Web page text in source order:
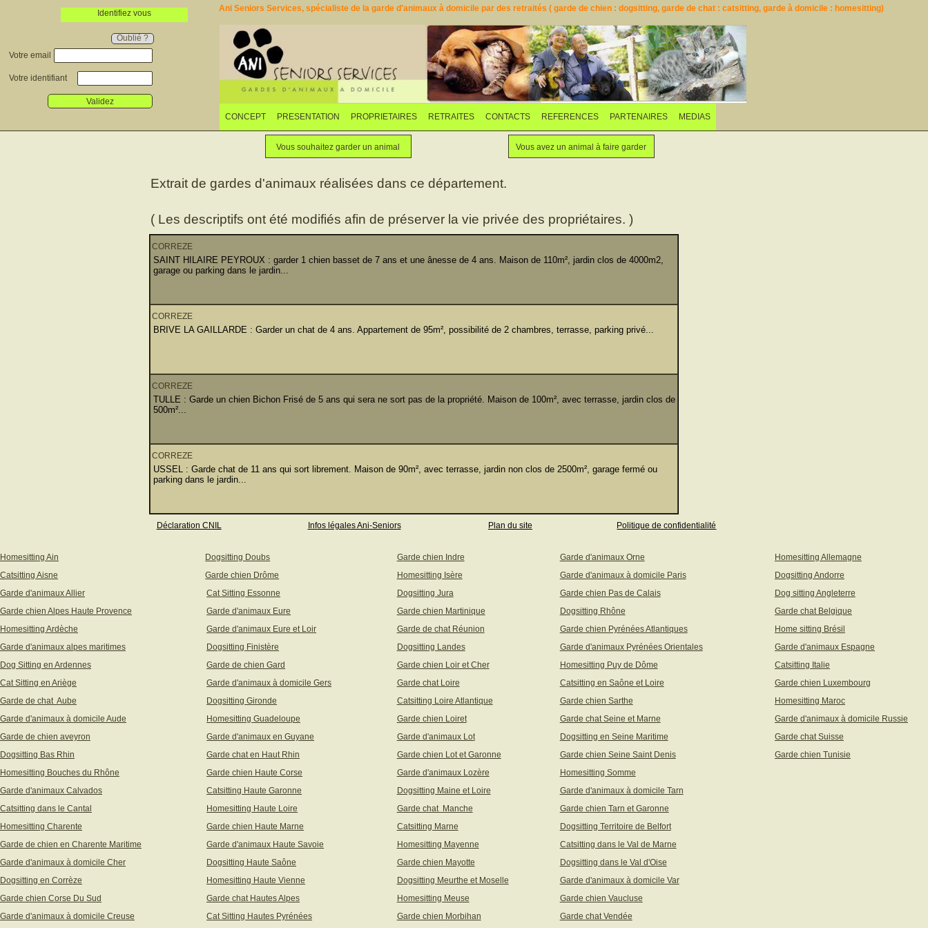
Identifiez vous
Oublié ?
Votre email
Votre identifiant
Validez
Ani Seniors Services, spécialiste de la garde d'animaux à domicile par des retraités ( garde de chien : dogsitting, garde de chat : catsitting, garde à domicile : homesitting)
CONCEPT PRESENTATION PROPRIETAIRES
Faites garder votre animal
RETRAITES
Vous souhaitez garder un animal
CONTACTS REFERENCES PARTENAIRES MEDIAS
Vous souhaitez garder un animal Vous avez un animal à faire garder
Extrait de gardes d'animaux réalisées dans ce département.
( Les descriptifs ont été modifiés afin de préserver la vie privée des propriétaires. )
CORREZE
SAINT HILAIRE PEYROUX : garder 1 chien basset de 7 ans et une ânesse de 4 ans. Maison de 110m², jardin clos de 4000m2,
garage ou parking dans le jardin...
CORREZE
BRIVE LA GAILLARDE : Garder un chat de 4 ans. Appartement de 95m², possibilité de 2 chambres, terrasse, parking privé...
CORREZE
TULLE : Garde un chien Bichon Frisé de 5 ans qui sera ne sort pas de la propriété. Maison de 100m², avec terrasse, jardin clos de
500m²...
CORREZE
USSEL : Garde chat de 11 ans qui sort librement. Maison de 90m², avec terrasse, jardin non clos de 2500m², garage fermé ou
parking dans le jardin...
Déclaration CNIL Infos légales Ani-Seniors Plan du site Politique de confidentialité
Homesitting Ain Dogsitting Doubs Garde chien Indre Garde d'animaux Orne
Homesitting Allemagne
Catsitting Aisne
Garde chien Drôme Homesitting Isère Garde d'animaux à domicile Paris
Dogsitting Andorre
Garde d'animaux Allier
Cat Sitting Essonne Dogsitting Jura Garde chien Pas de Calais
Dog sitting Angleterre
Garde chien Alpes Haute Provence
Garde d'animaux Eure Garde chien Martinique Dogsitting Rhône
Garde chat Belgique
Homesitting Ardèche
Garde d'animaux Eure et Loir Garde de chat Réunion Garde chien Pyrénées Atlantiques
Home sitting Brésil
Garde d'animaux alpes maritimes
Dogsitting Finistère Dogsitting Landes Garde d'animaux Pyrénées Orientales
Garde d'animaux Espagne
Dog Sitting en Ardennes
Garde de chien Gard Garde chien Loir et Cher Homesitting Puy de Dôme
Catsitting Italie
Cat Sitting en Ariège
Garde d'animaux à domicile Gers Garde chat Loire Catsitting en Saône et Loire
Garde chien Luxembourg
Garde de chat Aube
Dogsitting Gironde Catsitting Loire Atlantique Garde chien Sarthe
Homesitting Maroc
Garde d'animaux à domicile Aude
Homesitting Guadeloupe Garde chien Loiret Garde chat Seine et Marne
Garde d'animaux à domicile Russie
Garde de chien aveyron
Garde d'animaux en Guyane Garde d'animaux Lot Dogsitting en Seine Maritime
Garde chat Suisse
Dogsitting Bas Rhin
Garde chat en Haut Rhin Garde chien Lot et Garonne Garde chien Seine Saint Denis
Garde chien Tunisie
Homesitting Bouches du Rhône
Garde chien Haute Corse Garde d'animaux Lozère
Homesitting Somme
Garde d'animaux Calvados
Catsitting Haute Garonne Dogsitting Maine et Loire
Garde d'animaux à domicile Tarn
Catsitting dans le Cantal
Homesitting Haute Loire Garde chat Manche
Garde chien Tarn et Garonne
Homesitting Charente
Garde chien Haute Marne Catsitting Marne
Dogsitting Territoire de Belfort
Garde de chien en Charente Maritime
Garde d'animaux Haute Savoie Homesitting Mayenne
Catsitting dans le Val de Marne
Garde d'animaux à domicile Cher
Dogsitting Haute Saône Garde chien Mayotte
Dogsitting dans le Val d'Oise
Dogsitting en Corrèze
Homesitting Haute Vienne Dogsitting Meurthe et Moselle
Garde d'animaux à domicile Var
Garde chien Corse Du Sud
Garde chat Hautes Alpes Homesitting Meuse
Garde chien Vaucluse
Garde d'animaux à domicile Creuse
Cat Sitting Hautes Pyrénées Garde chien Morbihan Garde chat Vendée